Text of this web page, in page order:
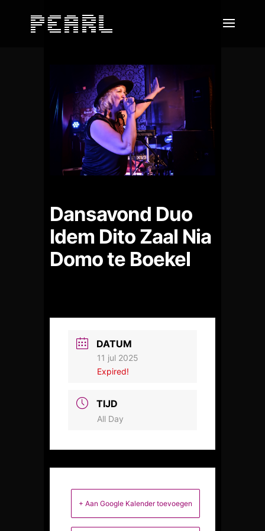
Dansavond Duo
Idem Dito Zaal Nia
Domo te Boekel
DATUM
11 jul 2025
Expired!
TIJD
All Day
+ Aan Google Kalender toevoegen